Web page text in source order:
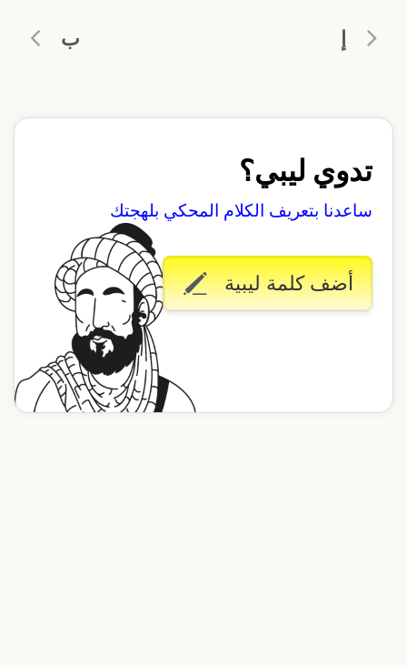
إ ب
تدوي ليبي؟
ساعدنا بتعريف الكلام المحكي بلهجتك
أضف كلمة ليبية